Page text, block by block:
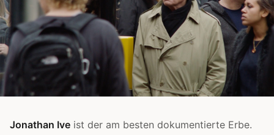
Jonathan Ive ist der am besten dokumentierte Erbe.